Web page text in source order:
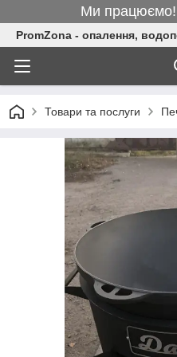
Ми працюємо!
PromZona - опалення,
Товари та послуги